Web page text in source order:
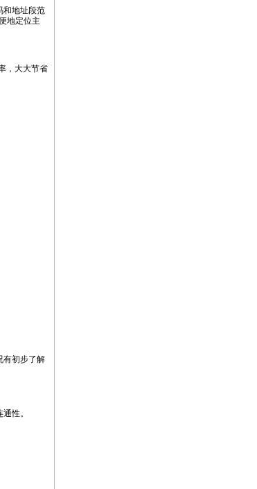
和地址段范
地定位主
，大大节省
有初步了解
性。